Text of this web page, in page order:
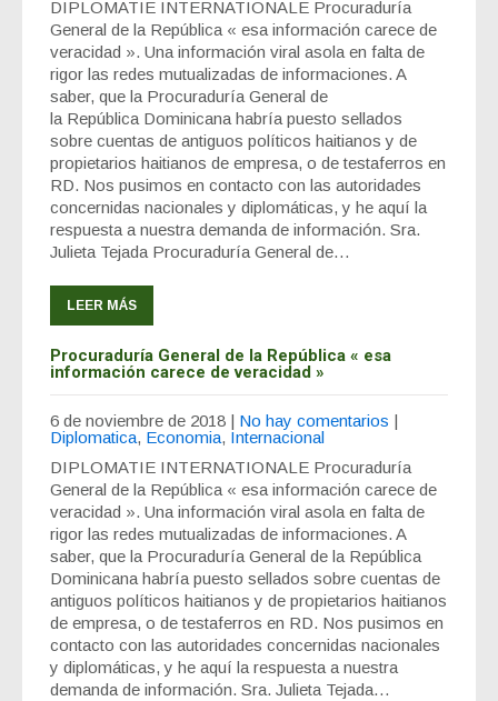
DIPLOMATIE INTERNATIONALE Procuraduría
General de la República « esa información carece de
veracidad ». Una información viral asola en falta de
rigor las redes mutualizadas de informaciones. A
saber, que la Procuraduría General de
la República Dominicana habría puesto sellados
sobre cuentas de antiguos políticos haitianos y de
propietarios haitianos de empresa, o de testaferros en
RD. Nos pusimos en contacto con las autoridades
concernidas nacionales y diplomáticas, y he aquí la
respuesta a nuestra demanda de información. Sra.
Julieta Tejada Procuraduría General de…
LEER MÁS
Procuraduría General de la República « esa
información carece de veracidad »
6 de noviembre de 2018 | No hay comentarios |
Diplomatica, Economia, Internacional
DIPLOMATIE INTERNATIONALE Procuraduría
General de la República « esa información carece de
veracidad ». Una información viral asola en falta de
rigor las redes mutualizadas de informaciones. A
saber, que la Procuraduría General de la República
Dominicana habría puesto sellados sobre cuentas de
antiguos políticos haitianos y de propietarios haitianos
de empresa, o de testaferros en RD. Nos pusimos en
contacto con las autoridades concernidas nacionales
y diplomáticas, y he aquí la respuesta a nuestra
demanda de información. Sra. Julieta Tejada…